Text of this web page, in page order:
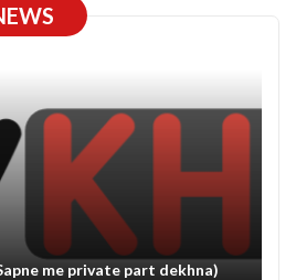
(Sapne me private part dekhna)